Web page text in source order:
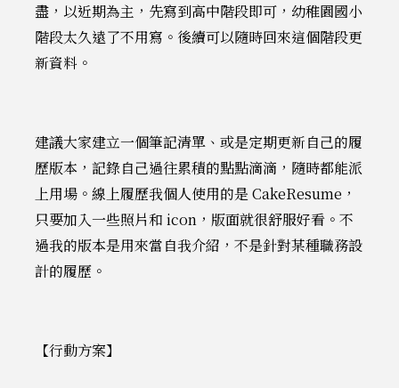
盡，以近期為主，先寫到高中階段即可，幼稚園國小
階段太久遠了不用寫。後續可以隨時回來這個階段更
新資料。
建議大家建立一個筆記清單、或是定期更新自己的履
歷版本，記錄自己過往累積的點點滴滴，隨時都能派
上用場。線上履歷我個人使用的是 CakeResume，
只要加入一些照片和 icon，版面就很舒服好看。不
過我的版本是用來當自我介紹，不是針對某種職務設
計的履歷。
【行動方案】